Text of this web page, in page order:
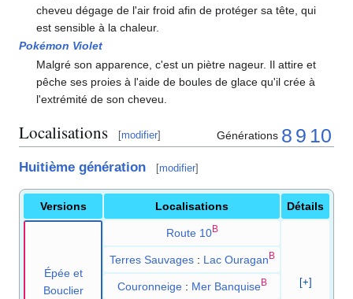
cheveu dégage de l'air froid afin de protéger sa tête, qui
est sensible à la chaleur.
Pokémon Violet
Malgré son apparence, c'est un piètre nageur. Il attire et
pêche ses proies à l'aide de boules de glace qu'il crée à
l'extrémité de son cheveu.
Localisations [modifier] Générations 8 9 10
Huitième génération [modifier]
Versions Localisations Détails
Épée et
Bouclier
Route 10B
[+]
Terres Sauvages : Lac Ouragan B
Couronneige : Mer BanquiseB